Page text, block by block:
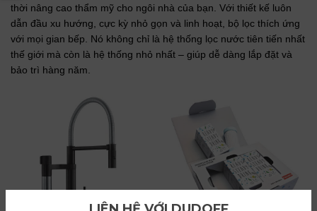
thời nâng cao thẩm mỹ cho ngôi nhà của bạn. Với thiết kế luôn
dẫn đầu xu hướng, cực kỳ nhỏ gọn và linh hoạt, bộ lọc thích ứng
với mọi gian bếp. Nó không chỉ là hệ thống lọc nước tiên tiến nhất
thế giới mà còn là hệ thống nhỏ nhất – giúp dễ dàng lắp đặt và
bảo trì hàng năm.